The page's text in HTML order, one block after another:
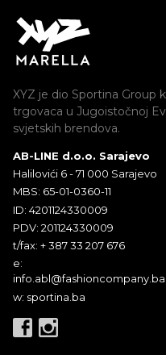
XYZ je dio Sportina Group
trgovaca u Jugoistočnoj
svjetskih brendova.
AB-LINE d.o.o. Sarajevo
Halilovići 6 - 71 000 Sarajevo
MBS: 65-01-0360-11
ID: 4201124330009
PDV: 201124330009
t/fax: + 387 33 207 676
e:
info.abl@fashioncompany.ba
w: sportina.ba